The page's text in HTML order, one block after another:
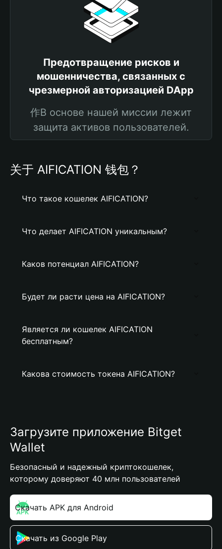
Предотвращение рисков и
мошенничества, связанных с
чрезмерной авторизацией DApp
作В основе нашей миссии лежит
защита активов пользователей.
关于 AIFICATION 钱包？
Что такое кошелек AIFICATION?
Что делает AIFICATION уникальным?
Каков потенциал AIFICATION?
Будет ли расти цена на AIFICATION?
Является ли кошелек AIFICATION
бесплатным?
Какова стоимость токена AIFICATION?
Загрузите приложение Bitget
Wallet
Безопасный и надежный криптокошелек,
которому доверяют 40 млн пользователей
Скачать APK для Android
Скачать из Google Play